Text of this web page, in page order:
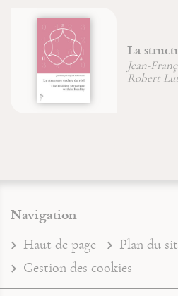
La
Jean-
Robert
Navigation
Haut de page Plan du
Gestion des cookies